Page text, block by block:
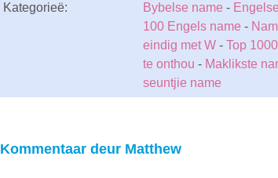
Kategorieë: Bybelse name -
100 Engels name -
eindig met W- Top
te onthou - Maklikste
seuntjie name
Kommentaar deur Matthew